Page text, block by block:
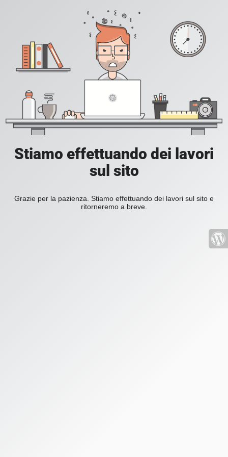
Stiamo effettuando dei lavori
sul sito
Grazie per la pazienza. Stiamo effettuando dei lavori sul sito e
ritorneremo a breve.